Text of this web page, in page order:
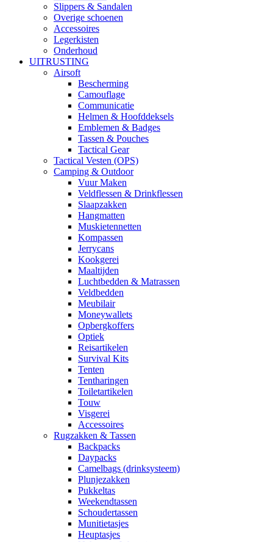
Slippers & Sandalen
Overige schoenen
Accessoires
Legerkisten
Onderhoud
UITRUSTING
Airsoft
Bescherming
Camouflage
Communicatie
Helmen & Hoofddeksels
Emblemen & Badges
Tassen & Pouches
Tactical Gear
Tactical Vesten (OPS)
Camping & Outdoor
Vuur Maken
Veldflessen & Drinkflessen
Slaapzakken
Hangmatten
Muskietennetten
Kompassen
Jerrycans
Kookgerei
Maaltijden
Luchtbedden & Matrassen
Veldbedden
Meubilair
Moneywallets
Opbergkoffers
Optiek
Reisartikelen
Survival Kits
Tenten
Tentharingen
Toiletartikelen
Touw
Visgerei
Accessoires
Rugzakken & Tassen
Backpacks
Daypacks
Camelbags (drinksysteem)
Plunjezakken
Pukkeltas
Weekendtassen
Schoudertassen
Munitietasjes
Heuptasjes